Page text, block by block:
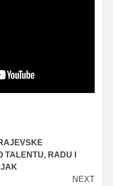
TALENTU, RADU I
NEXT